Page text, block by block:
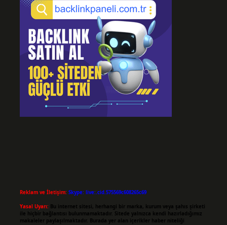
Reklam ve İletişim: Skype: live:.cid.575569c608265c69
Yasal Uyarı: Bu internet sitesi, herhangi bir marka, kurum veya şahıs şirketi
ile hiçbir bağlantısı bulunmamaktadır. Sitede yalnızca kendi hazırladığımız
makaleler paylaşılmaktadır. Burada yer alan içerikler haber niteliği